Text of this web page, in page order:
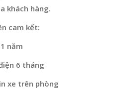
khách hàng.
cam kết:
năm
6 tháng
xe trên phòng